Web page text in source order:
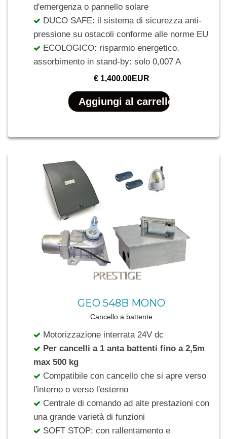
d'emergenza o pannello solare
DUCO SAFE: il sistema di sicurezza anti-
pressione su ostacoli conforme alle norme EU
ECOLOGICO: risparmio energetico.
assorbimento in stand-by: solo 0,007 A
€ 1,400.00EUR
GEO 548B MONO
Cancello a battente
Motorizzazione interrata 24V dc
Per cancelli a 1 anta battenti fino a 2,5m
max 500 kg
Compatibile con cancello che si apre verso
l'interno o verso l'esterno
Centrale di comando ad alte prestazioni con
una grande varietà di funzioni
SOFT STOP: con rallentamento e